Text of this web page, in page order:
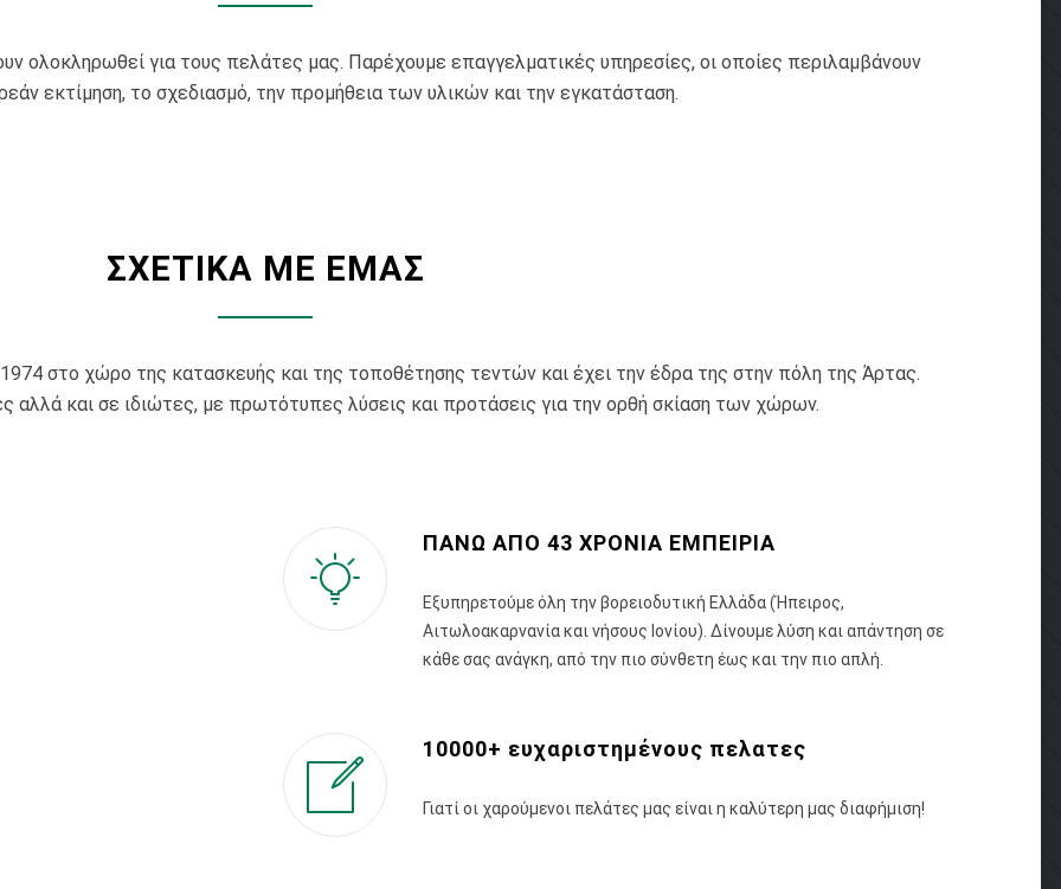
ολοκληρωθεί για τους πελάτες μας. Παρέχουμε επαγγελματικές υπηρεσίες, οι οποίες περιλαμβάνουν
εκτίμηση, το σχεδιασμό, την προμήθεια των υλικών και την εγκατάσταση.
ΣΧΕΤΙΚΑ ΜΕ ΕΜΑΣ
στο χώρο της κατασκευής και της τοποθέτησης τεντών και έχει την έδρα της στην πόλη της Άρτας.
αλλά και σε ιδιώτες, με πρωτότυπες λύσεις και προτάσεις για την ορθή σκίαση των χώρων.
ΠΑΝΩ ΑΠΟ 43 ΧΡΟΝΙΑ ΕΜΠΕΙΡΙΑ
Εξυπηρετούμε όλη την βορειοδυτική Ελλάδα (Ήπειρος,
Αιτωλοακαρνανία και νήσους Ιονίου). Δίνουμε λύση και απάντηση σε
κάθε σας ανάγκη, από την πιο σύνθετη έως και την πιο απλή.
10000+ ευχαριστημένους πελατες
Γιατί οι χαρούμενοι πελάτες μας είναι η καλύτερη μας διαφήμιση!